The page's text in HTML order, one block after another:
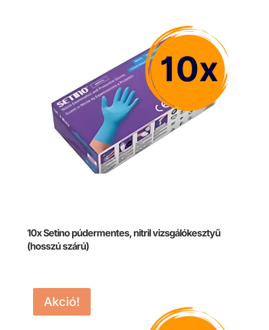
10x Setino púdermentes, nitril vizsgálókesztyű
(hosszú szárú)
Akció!